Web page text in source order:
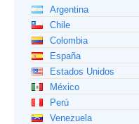
Argentina
Chile
Colombia
España
Estados Unidos
México
Perú
Venezuela